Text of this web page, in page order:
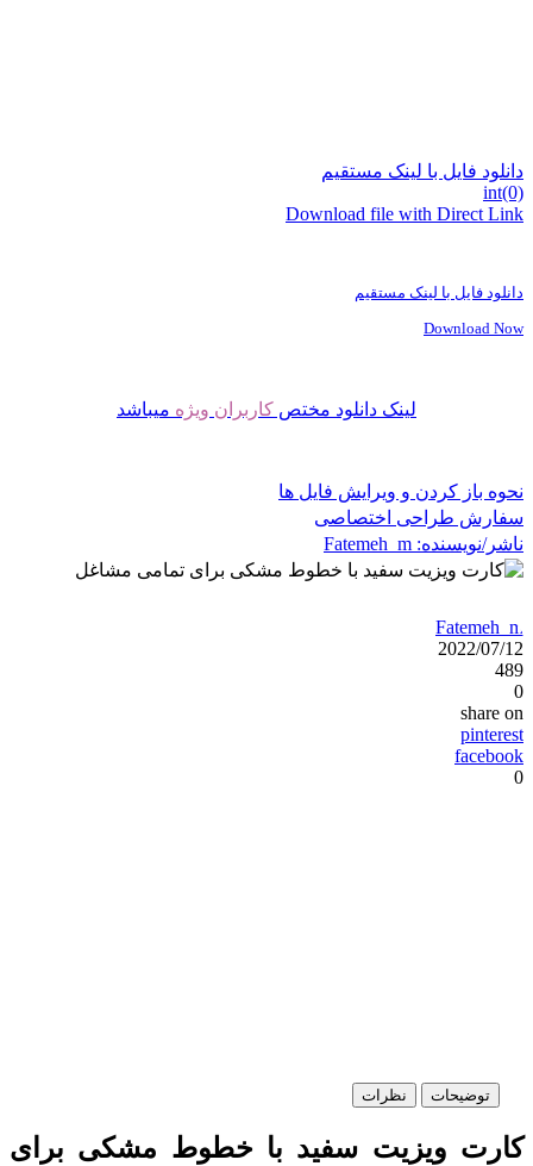
دانلود فایل با لینک مستقیم
int(0)
Download file with Direct Link
دانلود فایل با لینک مستقیم
Download Now
لینک دانلود مختص کاربران ویژه میباشد
نحوه باز کردن و ویرایش فایل ها
سفارش طراحی اختصاصی
ناشر/نویسنده: Fatemeh_m
Fatemeh_m
2022/07/12
489
0
share on
pinterest
facebook
0
توضیحات نظرات
کارت ویزیت سفید با خطوط مشکی برای